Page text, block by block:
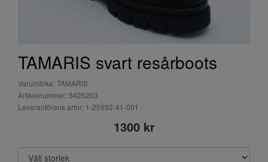
TAMARIS svart resårboots
Varumärke: TAMARIS
Artikelnummer: 5425203
Leverantörens artnr: 1-25992-41-001
1300 kr